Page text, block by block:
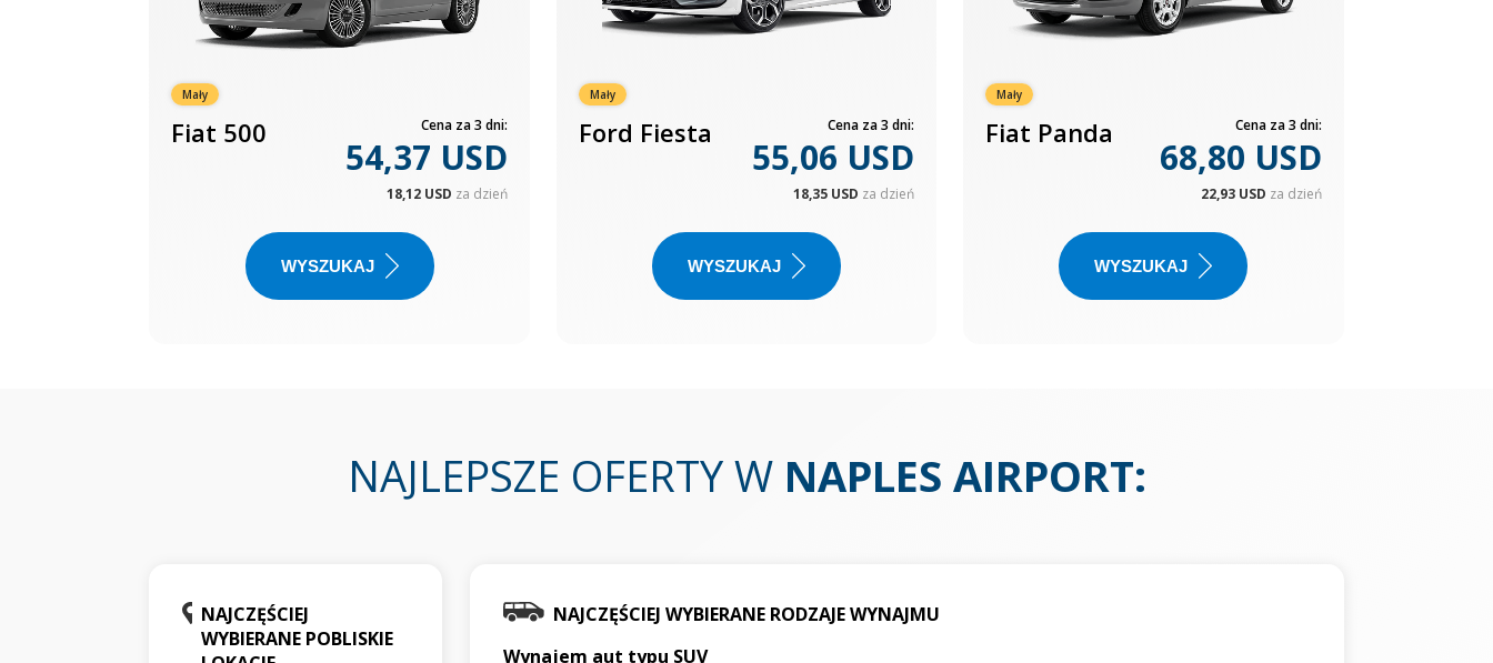
Mały
Fiat 500 Cena za 3 dni:
54,37 USD
18,12 USD za dzień
WYSZUKAJ
Mały
Ford Fiesta Cena za 3 dni:
55,06 USD
18,35 USD za dzień
WYSZUKAJ
Mały
Fiat Panda Cena za 3 dni:
68,80 USD
22,93 USD za dzień
WYSZUKAJ
NAJLEPSZE OFERTY W NAPLES AIRPORT:
NAJCZĘŚCIEJ
WYBIERANE POBLISKIE
NAJCZĘŚCIEJ WYBIERANE RODZAJE WYNAJMU
Wynajem aut typu SUV